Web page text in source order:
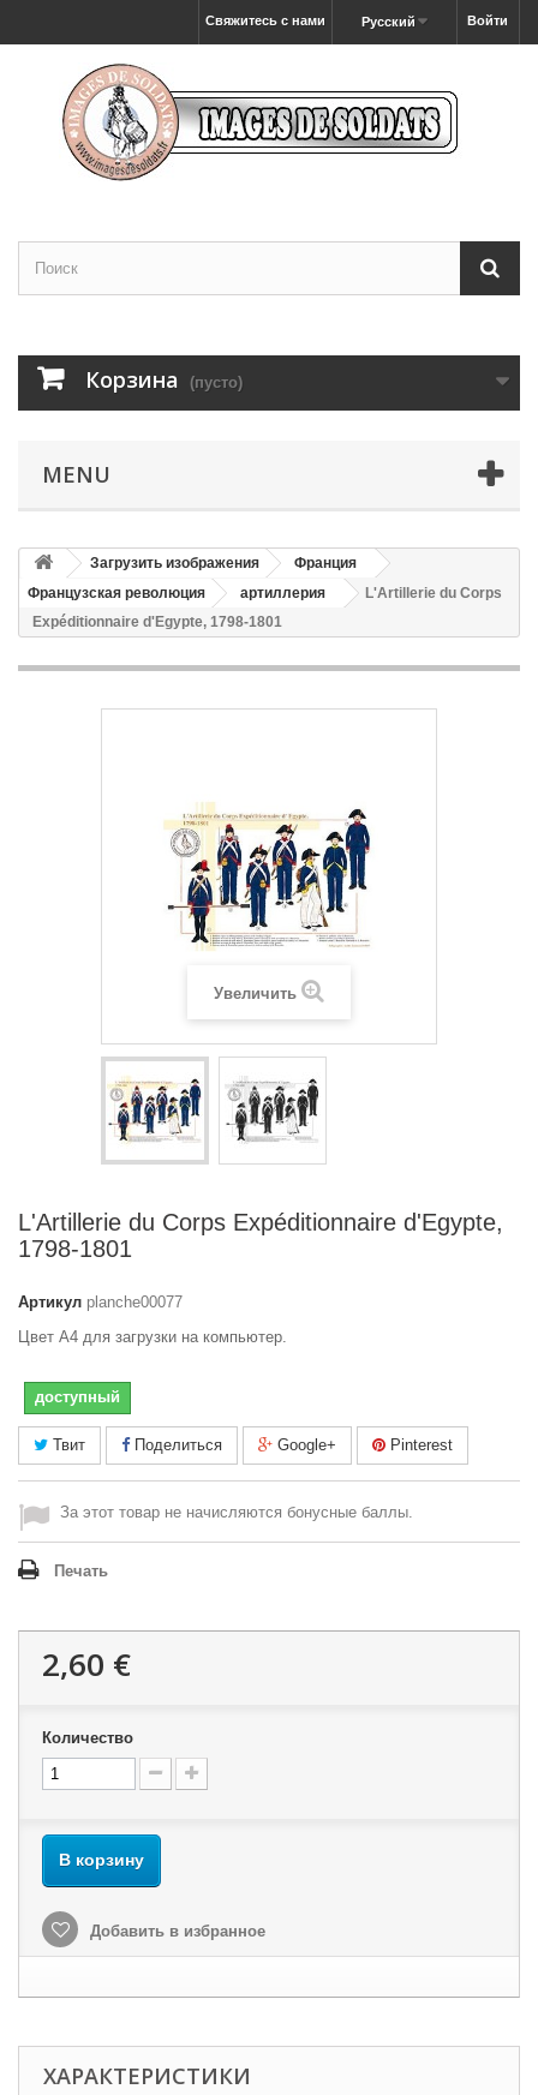
Войти
Русский
Свяжитесь с нами
Корзина (пусто)
MENU
Загрузить изображения
Франция
Французская революция
артиллерия
L'Artillerie du Corps
Expéditionnaire d'Egypte, 1798-1801
Увеличить
L'Artillerie du Corps Expéditionnaire d'Egypte,
1798-1801
Артикул planche00077
Цвет A4 для загрузки на компьютер.
доступный
Твит Поделиться Google+ Pinterest
За этот товар не начисляются бонусные баллы.
Печать
2,60 €
Количество
В корзину
Добавить в избранное
ХАРАКТЕРИСТИКИ